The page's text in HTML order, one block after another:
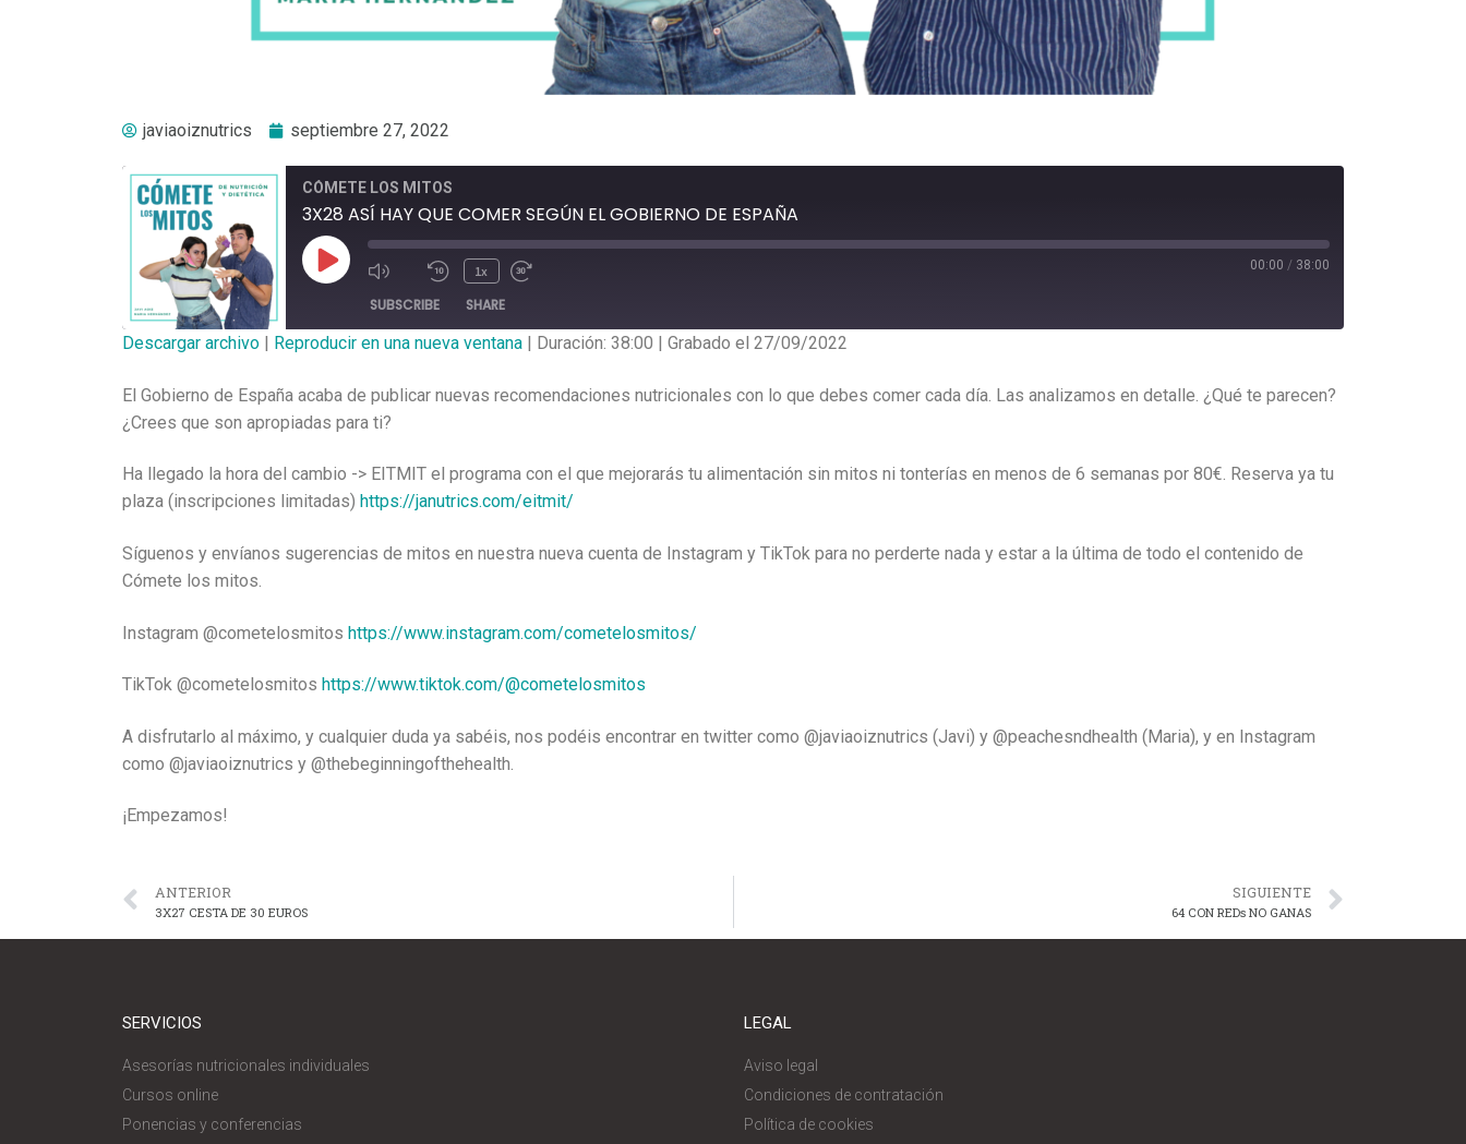
javiaoiznutrics septiembre 27, 2022
CÓMETE LOS MITOS
3X28 ASÍ HAY QUE COMER SEGÚN EL GOBIERNO DE ESPAÑA
1x 00:00 / 38:00
SUBSCRIBE SHARE
RSS FEED
LINK
EMBED
Descargar archivo | Reproducir en una nueva ventana | Duración: 38:00 | Grabado el 27/09/2022
El Gobierno de España acaba de publicar nuevas recomendaciones nutricionales con lo que debes comer cada día. Las analizamos en detalle. ¿Qué te parecen?
¿Crees que son apropiadas para ti?
Ha llegado la hora del cambio -> EITMIT el programa con el que mejorarás tu alimentación sin mitos ni tonterías en menos de 6 semanas por 80€. Reserva ya tu
plaza (inscripciones limitadas) https://janutrics.com/eitmit/
Síguenos y envíanos sugerencias de mitos en nuestra nueva cuenta de Instagram y TikTok para no perderte nada y estar a la última de todo el contenido de
Cómete los mitos.
Instagram @cometelosmitos https://www.instagram.com/cometelosmitos/
TikTok @cometelosmitos https://www.tiktok.com/@cometelosmitos
A disfrutarlo al máximo, y cualquier duda ya sabéis, nos podéis encontrar en twitter como @javiaoiznutrics (Javi) y @peachesndhealth (Maria), y en Instagram
como @javiaoiznutrics y @thebeginningofthehealth.
¡Empezamos!
ANTERIOR
3X27 CESTA DE 30 EUROS
SIGUIENTE
64 CON REDs NO GANAS
SERVICIOS
Asesorías nutricionales individuales
Cursos online
Ponencias y conferencias
LEGAL
Aviso legal
Condiciones de contratación
Política de cookies